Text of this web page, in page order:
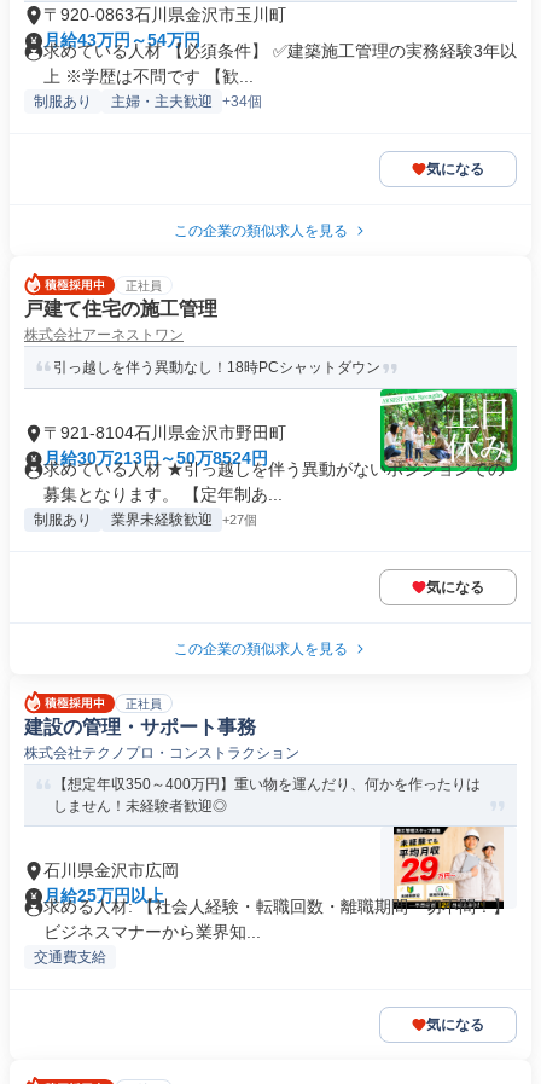
〒920-0863石川県金沢市玉川町
月給43万円～54万円
求めている人材 【必須条件】 ✅建築施工管理の実務経験3年以
上 ※学歴は不問です 【歓...
制服あり 主婦・主夫歓迎 +34個
気になる
この企業の類似求人を見る
正社員
戸建て住宅の施工管理
株式会社アーネストワン
引っ越しを伴う異動なし！18時PCシャットダウン
〒921-8104石川県金沢市野田町
月給30万213円～50万8524円
求めている人材 ★引っ越しを伴う異動がないポジションでの
募集となります。 【定年制あ...
制服あり 業界未経験歓迎 +27個
気になる
この企業の類似求人を見る
正社員
建設の管理・サポート事務
株式会社テクノプロ・コンストラクション
【想定年収350～400万円】重い物を運んだり、何かを作ったりは
しません！未経験者歓迎◎
石川県金沢市広岡
月給25万円以上
求める人材: 【社会人経験・転職回数・離職期間一切不問！】
ビジネスマナーから業界知...
交通費支給
気になる